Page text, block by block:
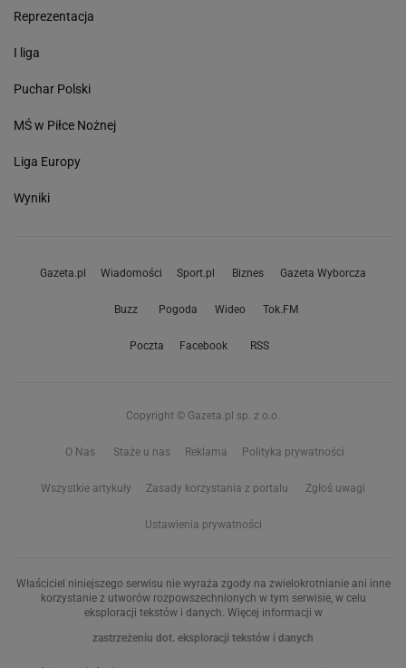
Reprezentacja
I liga
Puchar Polski
MŚ w Piłce Nożnej
Liga Europy
Wyniki
Gazeta.pl Wiadomości Sport.pl Biznes Gazeta Wyborcza
Buzz Pogoda Wideo Tok.FM
Poczta Facebook RSS
Copyright © Gazeta.pl sp. z o.o.
O Nas Staże u nas Reklama Polityka prywatności
Wszystkie artykuły Zasady korzystania z portalu Zgłoś uwagi
Ustawienia prywatności
Właściciel niniejszego serwisu nie wyraża zgody na zwielokrotnianie ani inne
korzystanie z utworów rozpowszechnionych w tym serwisie, w celu
eksploracji tekstów i danych. Więcej informacji w
zastrzeżeniu dot. eksploracji tekstów i danych